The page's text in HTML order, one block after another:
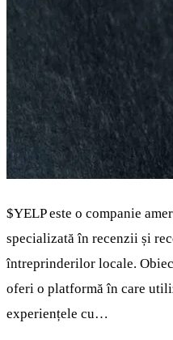
$YELPeste o companie
specializată în recenzii și
întreprinderilor locale.
oferi o platformă în care
experiențele cu…